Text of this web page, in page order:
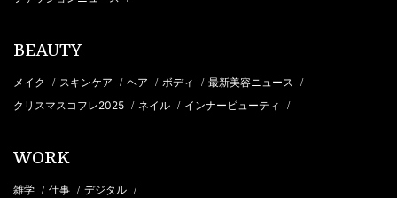
BEAUTY
メイク / スキンケア / ヘア / ボディ / 最新美容ニュース /
クリスマスコフレ2025 / ネイル / インナービューティ /
WORK
雑学 / 仕事 / デジタル /